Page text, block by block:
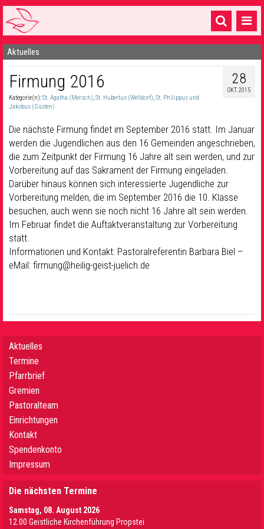
Startseite
1 Pfarrei
16 Gemeinden & mehr
Gottesdienste & Sinnsuche
Sakramente & Feste
Gemeinschaft & Soziales
Musik& Kultur
Seelsorge & Kontakt
Aktuelles
28
OKT. 2015
Firmung 2016
Kategorie(n):St. Agatha (Mersch),St. Hubertus (Welldorf),St. Philippus und
Jakobus (Güsten)
Die nächste Firmung findet im September 2016 statt. Im Januar
werden die Jugendlichen aus den 16 Gemeinden angeschrieben,
die zum Zeitpunkt der Firmung 16 Jahre alt sein werden, und zur
Vorbereitung auf das Sakrament der Firmung eingeladen.
Darüber hinaus können sich interessierte Jugendliche zur
Vorbereitung melden, die im September 2016 die 10. Klasse
besuchen, auch wenn sie noch nicht 16 Jahre alt sein werden.
Im Februar findet die Auftaktveranstaltung zur Vorbereitung
statt.
Informationen und Kontakt: Pastoralreferentin Barbara Biel –
eMail: firmung@heilig-geist-juelich.de
Aktuelles
Termine
Pfarrbrief
Gremien
Pastoralteam
Einrichtungen
Kontakt
Spendenkonto
Impressum
Die nächsten Termine
Samstag, 08. August 2026
12.00 Geistliche Kirchenführung Propstei